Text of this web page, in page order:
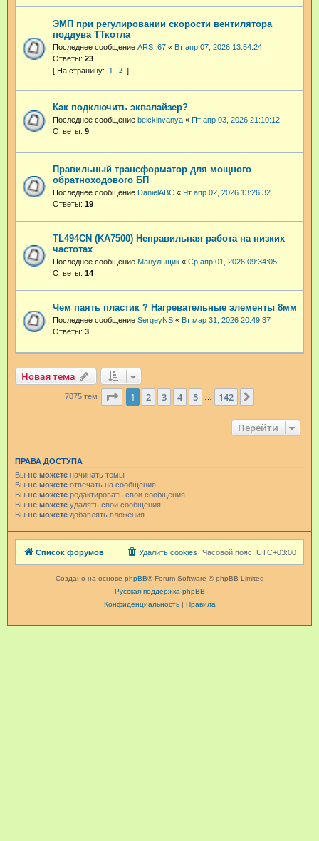
ЭМП при регулировании скорости вентилятора
поддува ТТкотла
Последнее сообщение ARS_67 « Вт апр 07, 2026 13:54:24
Ответы: 23
1 2
Как подключить эквалайзер?
Последнее сообщение belckinvanya « Пт апр 03, 2026 21:10:12
Ответы: 9
Правильный трансформатор для мощного
обратноходового БП
Последнее сообщение DanielABC « Чт апр 02, 2026 13:26:32
Ответы: 19
TL494CN (KA7500) Неправильная работа на низких
частотах
Последнее сообщение Манульщик « Ср апр 01, 2026 09:34:05
Ответы: 14
Чем паять пластик ? Нагревательные элементы 8мм
Последнее сообщение SergeyNS « Вт мар 31, 2026 20:49:37
Ответы: 3
Новая тема
7075 тем Страница из 142
1 2 3 4 5 142
Перейти
ПРАВА ДОСТУПА
Вы не можете начинать темы
Вы не можете отвечать на сообщения
Вы не можете редактировать свои сообщения
Вы не можете удалять свои сообщения
Вы не можете добавлять вложения
Список форумов Часовой пояс: UTC+03:00
Удалить cookies
Создано на основе phpBB® Forum Software © phpBB Limited
Русская поддержка phpBB
Конфиденциальность| Правила